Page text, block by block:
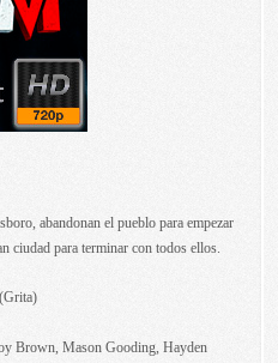
abandonan el pueblo para empezar
ciudad para terminar con todos ellos.
Brown, Mason Gooding, Hayden